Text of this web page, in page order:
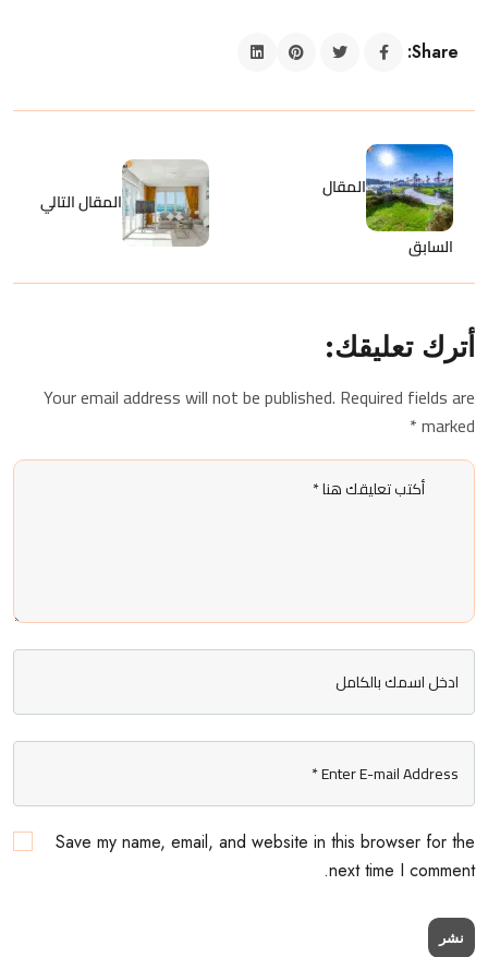
Share:
المقال
السابق
المقال التالي
أترك تعليقك:
Your email address will not be published. Required fields are
marked *
Save my name, email, and website in this browser for the
next time I comment.
نشر